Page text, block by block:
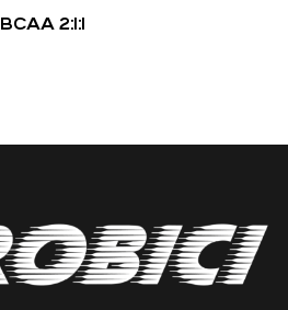
BCAA 2:1:1